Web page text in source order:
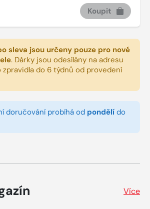
Koupit
sleva jsou určeny pouze pro nové
. Dárky jsou odesílány na adresu
zpravidla do 6 týdnů od provedení
doručování probíhá od pondělí do
Více